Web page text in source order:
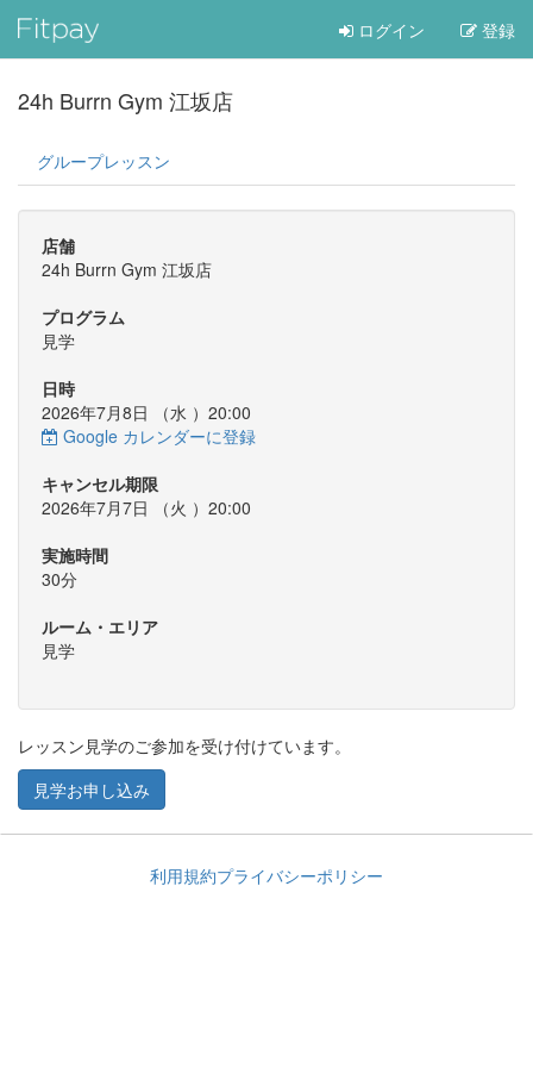
ログイン 登録
24h Burrn Gym 江坂店
グループレッスン
店舗
24h Burrn Gym 江坂店
プログラム
見学
日時
2026年7月8日 （水 ）20:00
Google カレンダーに登録
キャンセル期限
2026年7月7日 （火 ）20:00
実施時間
30分
ルーム・エリア
見学
レッスン見学のご参加を受け付けています。
見学お申し込み
利用規約プライバシーポリシー